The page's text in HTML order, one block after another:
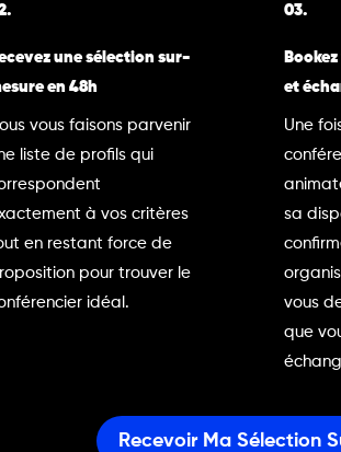
une sélection sur-
en 48h
vous faisons parvenir
liste de profils qui
à vos critères
en restant force de
pour trouver le
idéal.
03.
et
Une
sa
vous
que
Recevoir Ma Sélection